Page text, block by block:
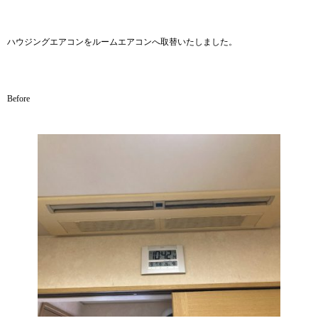
ハウジングエアコンをルームエアコンへ取替いたしました。
Before